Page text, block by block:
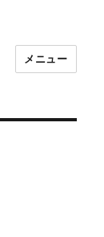
メニュー